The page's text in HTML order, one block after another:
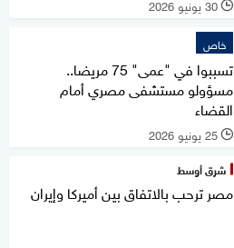
l 30 يونيو 2026
خاص
تسببوا في "عمى" 75 مريضا..
مسؤولو مستشفى مصري أمام
القضاء
l 25 يونيو 2026
شرق أوسط
مصر ترحب بالاتفاق بين أميركا وإيران